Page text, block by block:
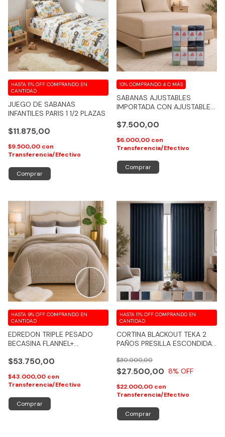
JUEGO DE SABANAS
INFANTILES PARIS 1 1/2 PLAZAS
$11.875,00
HASTA 11% OFF COMPRANDO EN
CANTIDAD
$9.500,00 con
Transferencia/Efectivo
Comprar
SABANAS AJUSTABLES
IMPORTADA CON AJUSTABLE
$7.500,00
10% COMPRANDO 4 O MÁS
$6.000,00 con
Transferencia/Efectivo
Comprar
1/ 6
EDREDON TRIPLE PESADO
BECASINA FLANNEL+
SILICONADO
$53.750,00
HASTA 9% OFF COMPRANDO EN
CANTIDAD
$43.000,00 con
Transferencia/Efectivo
Comprar
1 /3
CORTINA BLACKOUT TEKA 2
PAÑOS PRESILLA ESCONDIDA
$27.500,00
$30.000,00
8% OFF
HASTA 11% OFF COMPRANDO EN
CANTIDAD
$22.000,00 con
Transferencia/Efectivo
Comprar